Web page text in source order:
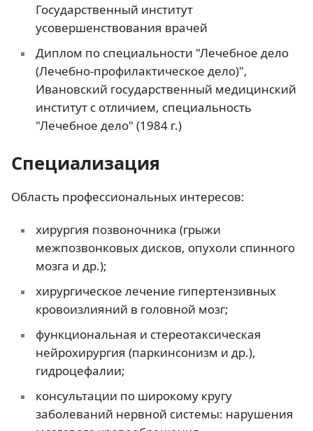
Государственный институт
усовершенствования врачей
Диплом по специальности "Лечебное дело
(Лечебно-профилактическое дело)",
Ивановский государственный медицинский
институт с отличием, специальность
"Лечебное дело" (1984 г.)
Специализация
Область профессиональных интересов:
хирургия позвоночника (грыжи
межпозвонковых дисков, опухоли спинного
мозга и др.);
хирургическое лечение гипертензивных
кровоизлияний в головной мозг;
функциональная и стереотаксическая
нейрохирургия (паркинсонизм и др.),
гидроцефалии;
консультации по широкому кругу
заболеваний нервной системы: нарушения